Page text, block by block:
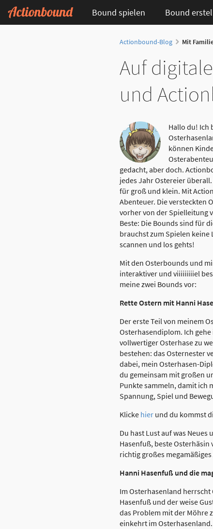
Bound spielen Bound
Actionbound-Blog Mit
Auf
und
Hallo du! Ich
können
gedacht, aber doch.
jedes Jahr Ostereier
für groß und klein. Mit
Abenteuer. Die versteckten
vorher von der Spielleitung
Beste: Die Bounds sind für
brauchst zum Spielen keine
scannen und los gehts!
Mit den Osterbounds und
interaktiver und viiiiiiiiiel
meine zwei Bounds vor:
Rette Ostern mit Hanni
Der erste Teil von meinem
Osterhasendiplom. Ich
vollwertiger Osterhase zu
bestehen: das Osternester
dabei, mein Osterhasen-
du gemeinsam mit großen
Punkte sammeln, damit ich
Spannung, Spiel und
Klicke hier und du kommst
Du hast Lust auf was
Hasenfuß, beste
richtig großes
Hanni Hasenfuß und die
Im Osterhasenland
Hasenfuß und der weise
das Problem mit der Möhre
einkehrt im